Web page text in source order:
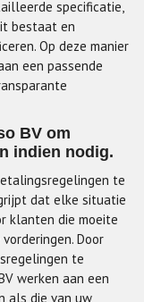
specificatie,
bestaat en
Op deze manier
een passende
BV om
indien nodig.
te
dat elke situatie
klanten die moeite
Door
te
werken aan een
als die van uw